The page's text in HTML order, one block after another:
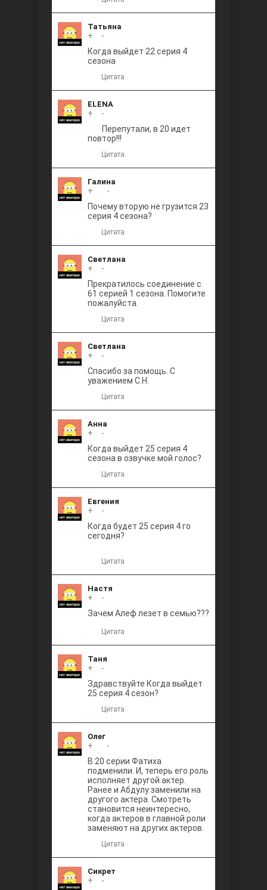
Татьяна
+
-
Когда выйдет 22 серия 4
сезона
Цитата
ELENA
+
-
Перепутали, в 20 идет
повтор!!!
Цитата
Галина
+
-
Почему вторую не грузится 23
серия 4 сезона?
Цитата
Светлана
+
-
Прекратилось соединение с
61 серией 1 сезона. Помогите
пожалуйста.
Цитата
Светлана
+
-
Спасибо за помощь. С
уважением С.Н.
Цитата
Анна
+
-
Когда выйдет 25 серия 4
сезона в озвучке мой голос?
Цитата
Евгения
+
-
Когда будет 25 серия 4 го
сегодня?
Цитата
Настя
+
-
Зачем Алеф лезет в семью???
Цитата
Таня
+
-
Здравствуйте Когда выйдет
25 серия 4 сезон?
Цитата
Олег
+
-
В 20 серии Фатиха
подменили. И, теперь его роль
исполняет другой актер.
Ранее и Абдулу заменили на
другого актера. Смотреть
становится неинтересно,
когда актеров в главной роли
заменяют на других актеров.
Цитата
Сикрет
+
-